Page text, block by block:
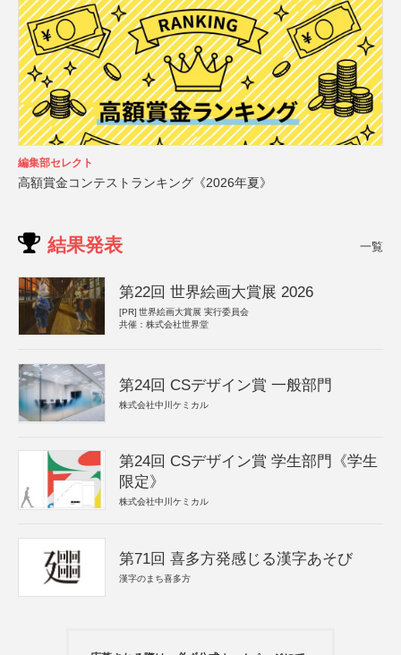
編集部セレクト
高額賞金コンテストランキング《2026年夏》
結果発表 一覧
第22回 世界絵画大賞展 2026
[PR] 世界絵画大賞展 実行委員会
共催：株式会社世界堂
第24回 CSデザイン賞 一般部門
株式会社中川ケミカル
第24回 CSデザイン賞 学生部門《学生
限定》
株式会社中川ケミカル
第71回 喜多方発感じる漢字あそび
漢字のまち喜多方